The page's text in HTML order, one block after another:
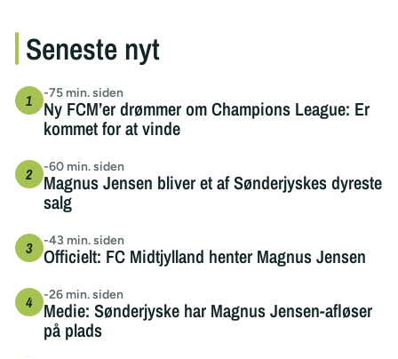
Seneste nyt
-75 min. siden
Ny FCM’er drømmer om Champions League: Er
kommet for at vinde
-60 min. siden
Magnus Jensen bliver et af Sønderjyskes dyreste
salg
-43 min. siden
Officielt: FC Midtjylland henter Magnus Jensen
-26 min. siden
Medie: Sønderjyske har Magnus Jensen-afløser
på plads